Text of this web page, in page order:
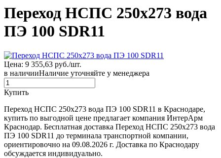
Переход НСПС 250х273 вода
ПЭ 100 SDR11
Цена: 9 355,63 руб./шт.
в наличииНаличие уточняйте у менеджера
Купить
Переход НСПС 250х273 вода ПЭ 100 SDR11 в Краснодаре,
купить по выгодной цене предлагает компания ИнтерАрм
Краснодар. Бесплатная доставка Переход НСПС 250х273 вода
ПЭ 100 SDR11 до терминала транспортной компании,
ориентировочно на 09.08.2026 г. Доставка по Краснодару
обсуждается индивидуально.